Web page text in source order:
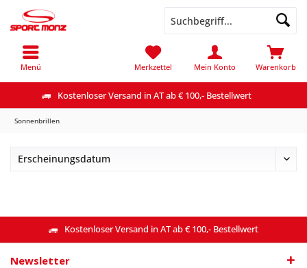
Kostenloser Versand in AT ab € 100,- Bestellwert
Menü Warenkorb
Merkzettel Mein Konto
Sonnenbrillen
Kostenloser Versand in AT ab € 100,- Bestellwert
Newsletter